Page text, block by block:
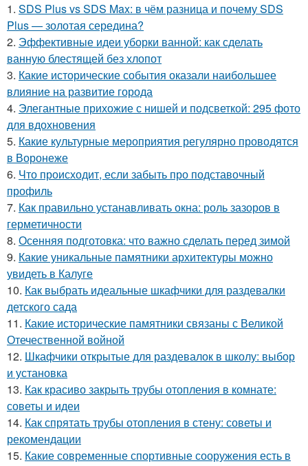
1. SDS Plus vs SDS Max: в чём разница и почему SDS
Plus — золотая середина?
2. Эффективные идеи уборки ванной: как сделать
ванную блестящей без хлопот
3. Какие исторические события оказали наибольшее
влияние на развитие города
4. Элегантные прихожие с нишей и подсветкой: 295 фото
для вдохновения
5. Какие культурные мероприятия регулярно проводятся
в Воронеже
6. Что происходит, если забыть про подставочный
профиль
7. Как правильно устанавливать окна: роль зазоров в
герметичности
8. Осенняя подготовка: что важно сделать перед зимой
9. Какие уникальные памятники архитектуры можно
увидеть в Калуге
10. Как выбрать идеальные шкафчики для раздевалки
детского сада
11. Какие исторические памятники связаны с Великой
Отечественной войной
12. Шкафчики открытые для раздевалок в школу: выбор
и установка
13. Как красиво закрыть трубы отопления в комнате:
советы и идеи
14. Как спрятать трубы отопления в стену: советы и
рекомендации
15. Какие современные спортивные сооружения есть в